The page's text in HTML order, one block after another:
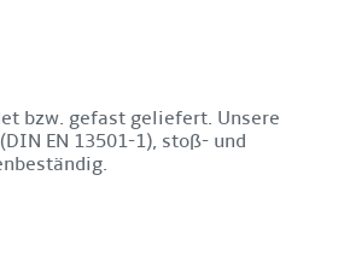
bzw. gefast geliefert. Unsere
EN 13501-1), stoß- und